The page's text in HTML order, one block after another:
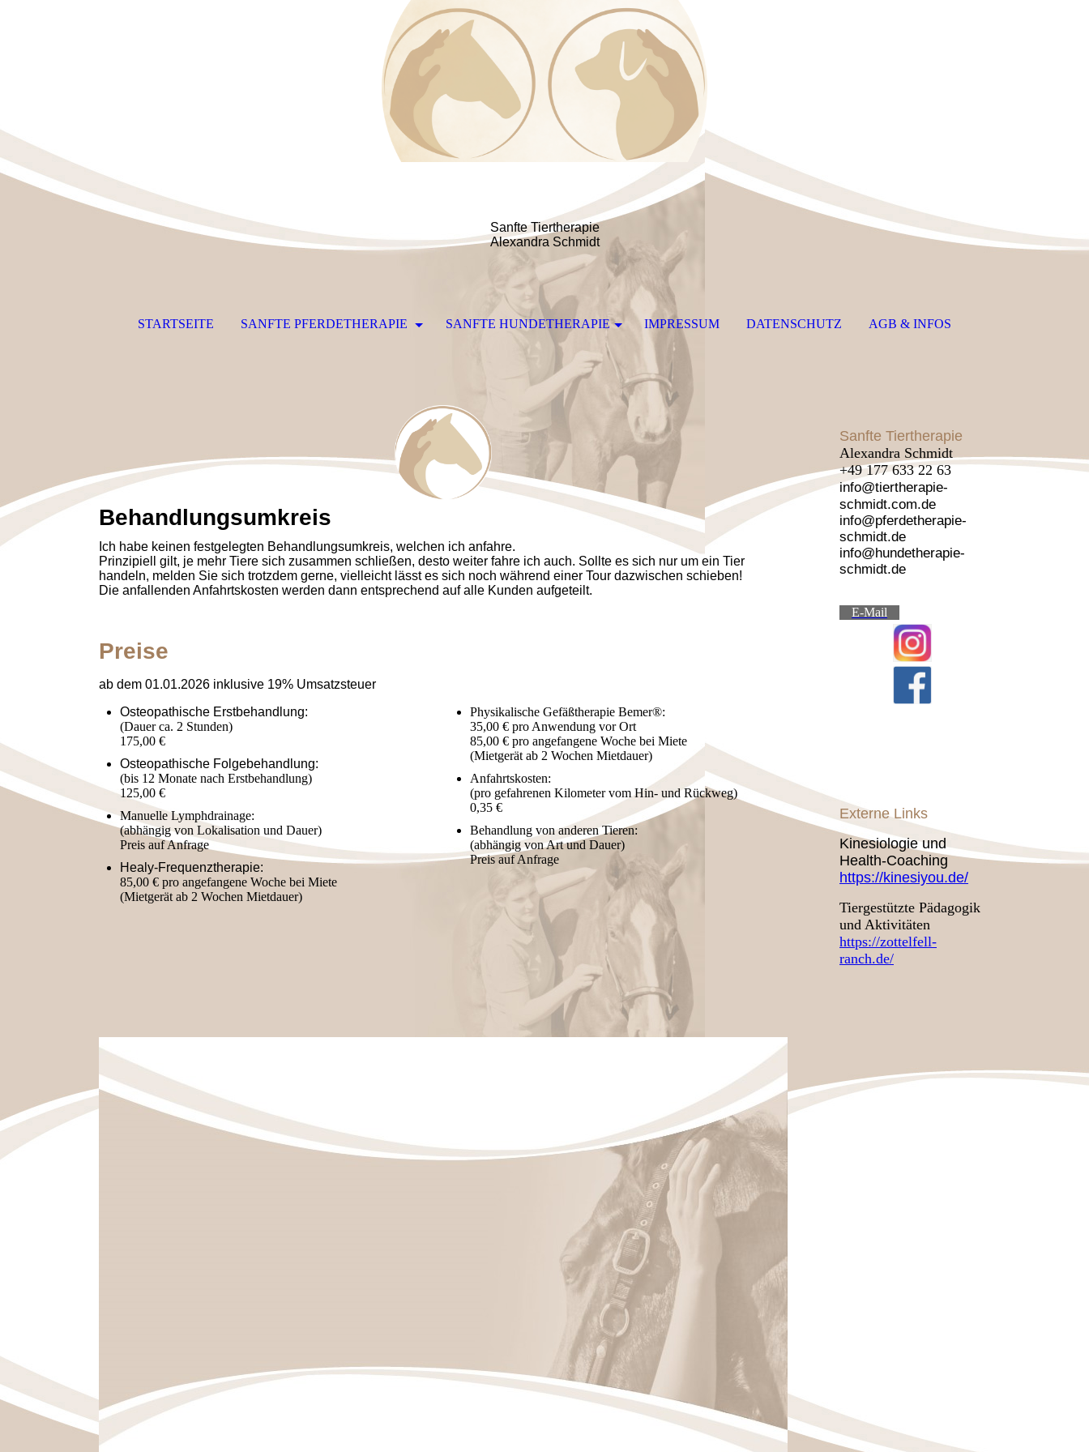
Sanfte Tiertherapie
Alexandra Schmidt
STARTSEITE SANFTE PFERDETHERAPIE SANFTE HUNDETHERAPIE IMPRESSUM DATENSCHUTZ AGB & INFOS
Behandlungsumkreis
Ich habe keinen festgelegten Behandlungsumkreis, welchen ich anfahre.
Prinzipiell gilt, je mehr Tiere sich zusammen schließen, desto weiter fahre ich auch. Sollte es sich nur um ein Tier
handeln, melden Sie sich trotzdem gerne, vielleicht lässt es sich noch während einer Tour dazwischen schieben!
Die anfallenden Anfahrtskosten werden dann entsprechend auf alle Kunden aufgeteilt.
Preise
ab dem 01.01.2026 inklusive 19% Umsatzsteuer
Osteopathische Erstbehandlung:
(Dauer ca. 2 Stunden)
175,00 €
Osteopathische Folgebehandlung:
(bis 12 Monate nach Erstbehandlung)
125,00 €
Manuelle Lymphdrainage:
(abhängig von Lokalisation und Dauer)
Preis auf Anfrage
Healy-Frequenztherapie:
85,00 € pro angefangene Woche bei Miete
(Mietgerät ab 2 Wochen Mietdauer)
Physikalische Gefäßtherapie Bemer®:
35,00 € pro Anwendung vor Ort
85,00 € pro angefangene Woche bei Miete
(Mietgerät ab 2 Wochen Mietdauer)
Anfahrtskosten:
(pro gefahrenen Kilometer vom Hin- und Rückweg)
0,35 €
Behandlung von anderen Tieren:
(abhängig von Art und Dauer)
Preis auf Anfrage
Sanfte Tiertherapie
Alexandra Schmidt
+49 177 633 22 63
info@tiertherapie-
schmidt.com.de
info@pferdetherapie-
schmidt.de
info@hundetherapie-
schmidt.de
E-Mail
Externe Links
Kinesiologie und
Health-Coaching
https://kinesiyou.de/
Tiergestützte Pädagogik
und Aktivitäten
https://zottelfell-
ranch.de/